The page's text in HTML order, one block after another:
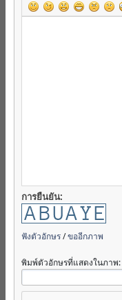
การยืนยัน:
ฟังตัวอักษร/ขออีกภาพ
พิมพ์ตัวอักษรที่แสดงในภาพ: